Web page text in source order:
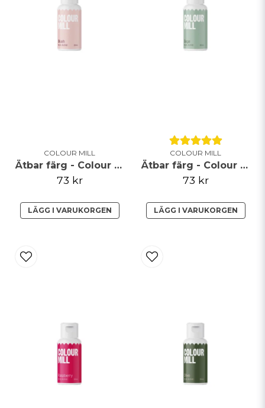
COLOUR MILL
Ätbar färg - Colour Mill - Blush - 20ml
73 kr
LÄGG I VARUKORGEN
COLOUR MILL
Ätbar färg - Colour Mill - Sage
73 kr
LÄGG I VARUKORGEN
Innehåller: 20 ml